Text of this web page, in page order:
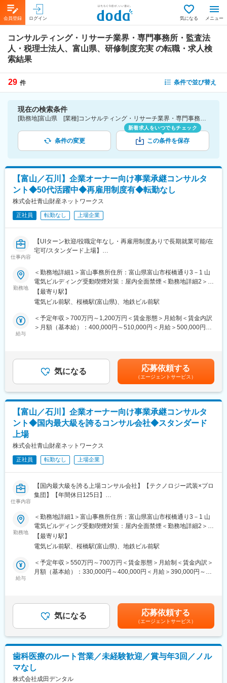
会員登録 ログイン 気になる メニュー
コンサルティング・リサーチ業界・専門事務所・監査法
人・税理士法人、富山県、研修制度充実 の転職・求人検
索結果
29 件 条件で並び替え
現在の検索条件
[勤務地]富山県 [業種]コンサルティング・リサーチ業界・専門事務所・監査法人・税理士法人 [詳細条件](待遇・福利厚生)研修制度充実
条件の変更
新着求人をいつでもチェック
この条件を保存
【富山／石川】企業オーナー向け事業承継コンサルタ
ント◆50代活躍中◆再雇用制度有◆転勤なし
株式会社青山財産ネットワークス
正社員 転勤なし 上場企業
仕事内容
【UIターン歓迎/役職定年なし・再雇用制度ありで長期就業可能/在
宅可/スタンダード上場】
■募集背景：
・当社拠点戦略施策を推進するにあたり、北陸拠点の稼働を本格
化するため、新たに1名の採用を開始いたします。
■業務内容：
・当社北陸拠点開設に伴い、北陸エリアの金融機関（銀行や税理
士事務所等）とのパイプライン構築および開拓に注力いただきま
・事業承継は「経営の承継」と自社株を含めた「財産の承継」の2
つの側面があるため、株価の問題だけではなく、後継者問題や財
産分割等の課題を解決する必要があります。
ていく必要があります。
・最近では、財産領域の支援にとどまらず、一族と事業が共に支
え合う関係を維持していくために必要な事項を整理するサービス
供しています。
■業務詳細（業務の流れ）：
・お客様との打ち合わせ・問題点のヒアリングなど
・現状分析作業、現状分析結果に基づく課題の整理
・打合せ資料の作成 、お客様との打ち合わせ
・各種対策の実行支援
・各種専門家（弁護士・司法書士など）との連携
・その他、セミナーや勉強会・書籍の企画と実行
■組織について：
・コンサルティング事業本部 拠点統括部に配属予定です。
・顧客が抱える課題に対して専門性高く長期的な深耕が可能です
・UIターン歓迎、役職定年なく定年は65歳・再雇用制度もあるた
め長期的に就業することができます
・入社後3か月間は東京本社にて研修がございますが、研修中の宿
は会社負担、月4回までの帰省手当・平日の夕食費の補助がござい
ます。
※規定あり
勤務地
＜勤務地詳細1＞富山事務所住所：富山県富山市桜橋通り3－1 山
電気ビルディング受動喫煙対策：屋内全面禁煙＜勤務地詳細2＞金
沢事務所（場所未定）住所：石川県 受動喫煙対策：屋内全面禁煙
変更の範囲：無
【最寄り駅】
電気ビル前駅、桜橋駅(富山県)、地鉄ビル前駅
給与
＜予定年収＞700万円～1,200万円＜賃金形態＞月給制＜賃金内訳
＞月額（基本給）：400,000円～510,000円＜月給＞500,000円～
賞与年1回賃金はあくまでも目安の金額であり、選考を通じて上下
する可能性があります。月給(月額)は固定手当を含めた表記です。
気になる 応募依頼する
（エージェントサービス）
【富山／石川】企業オーナー向け事業承継コンサルタ
ント◆国内最大級を誇るコンサル会社◆スタンダード
上場
株式会社青山財産ネットワークス
正社員 転勤なし 上場企業
仕事内容
【国内最大級を誇る上場コンサル会社】【テクノロジー武装×プロ
集団】【年間休日125日】
■募集背景：
・当社拠点戦略施策を推進するにあたり、北陸拠点の稼働を本格
化するため、新たに1名の採用を開始いたします。
■業務内容：
・当社北陸拠点開設に伴い、北陸エリアの金融機関（銀行や税理
士事務所等）とのパイプライン構築および開拓に注力いただきま
・事業承継は「経営の承継」と自社株を含めた「財産の承継」の2
つの側面があるため、株価の問題だけではなく、後継者問題や財
産分割等の課題を解決する必要があります。
ていく必要があります。
・最近では、財産領域の支援にとどまらず、一族と事業が共に支
え合う関係を維持していくために必要な事項を整理するサービス
（通称、ファミリーオフィスサービス）を専門部隊と連携して提
勤務地
＜勤務地詳細1＞富山事務所住所：富山県富山市桜橋通り3－1 山
電気ビルディング受動喫煙対策：屋内全面禁煙＜勤務地詳細2＞金
沢事務所（場所未定）住所：石川県 受動喫煙対策：屋内全面禁煙
変更の範囲：無
【最寄り駅】
電気ビル前駅、桜橋駅(富山県)、地鉄ビル前駅
給与
＜予定年収＞550万円～700万円＜賃金形態＞月給制＜賃金内訳＞
月額（基本給）：330,000円～400,000円＜月給＞390,000円～
賞与年1回賃金はあくまでも目安の金額であり、選考を通じて上下
する可能性があります。月給(月額)は固定手当を含めた表記です。
気になる 応募依頼する
（エージェントサービス）
歯科医療のルート営業／未経験歓迎／賞与年3回／ノル
マなし
株式会社成田デンタル